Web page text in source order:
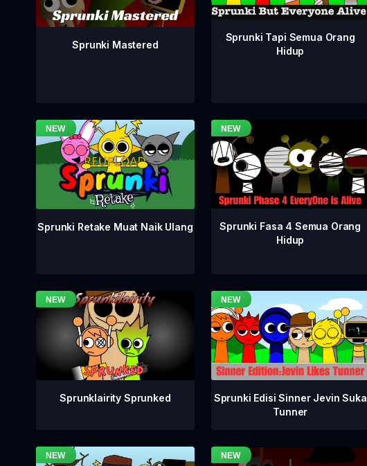
Sprunki Mastered
Sprunki Tapi Semua Orang
Hidup
Sprunki Retake Muat Naik Ulang
Sprunki Fasa 4 Semua Orang
Hidup
Sprunklairity Sprunked
Sprunki Edisi Sinner Jevin Suka
Tunner